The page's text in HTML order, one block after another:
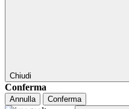
Chiudi
Conferma
Annulla Conferma